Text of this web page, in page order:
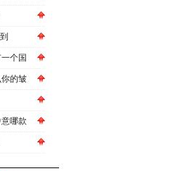
个国
的皱
哪款